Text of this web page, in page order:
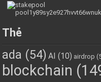
Thẻ
ada (54) AI (10) airdrop
blockchain